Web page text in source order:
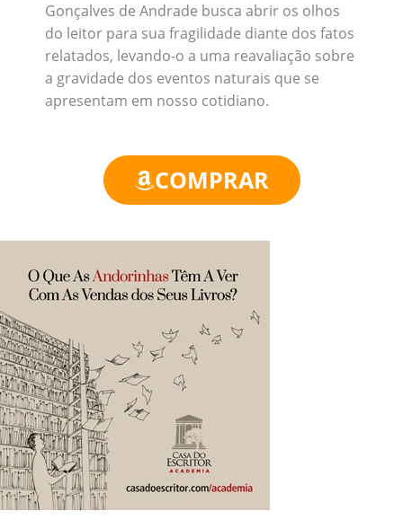
Gonçalves de Andrade busca abrir os olhos
do leitor para sua fragilidade diante dos fatos
relatados, levando-o a uma reavaliação sobre
a gravidade dos eventos naturais que se
apresentam em nosso cotidiano.
COMPRAR